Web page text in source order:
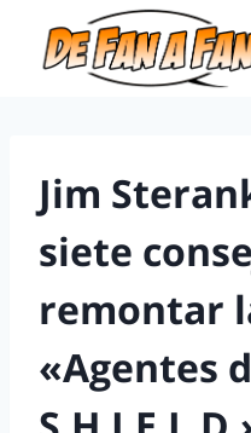
Jim
siete
remontar
«Agentes